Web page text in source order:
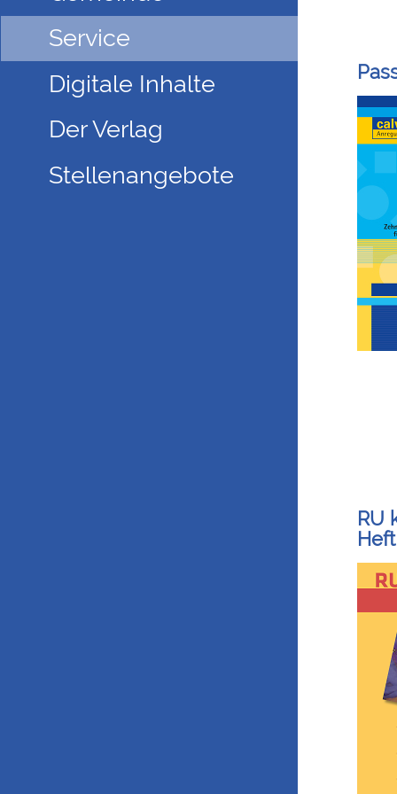
Service
Digitale Inhalte
Der Verlag
Stellenangebote
RU